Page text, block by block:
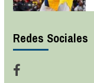
Redes Sociales